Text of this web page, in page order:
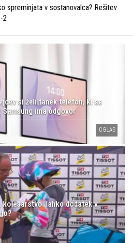
spreminjata v sostanovalca? Rešitev
2
si želi tanek telefon, ki se
ima odgovor
OGLAS
lahko dodatek v